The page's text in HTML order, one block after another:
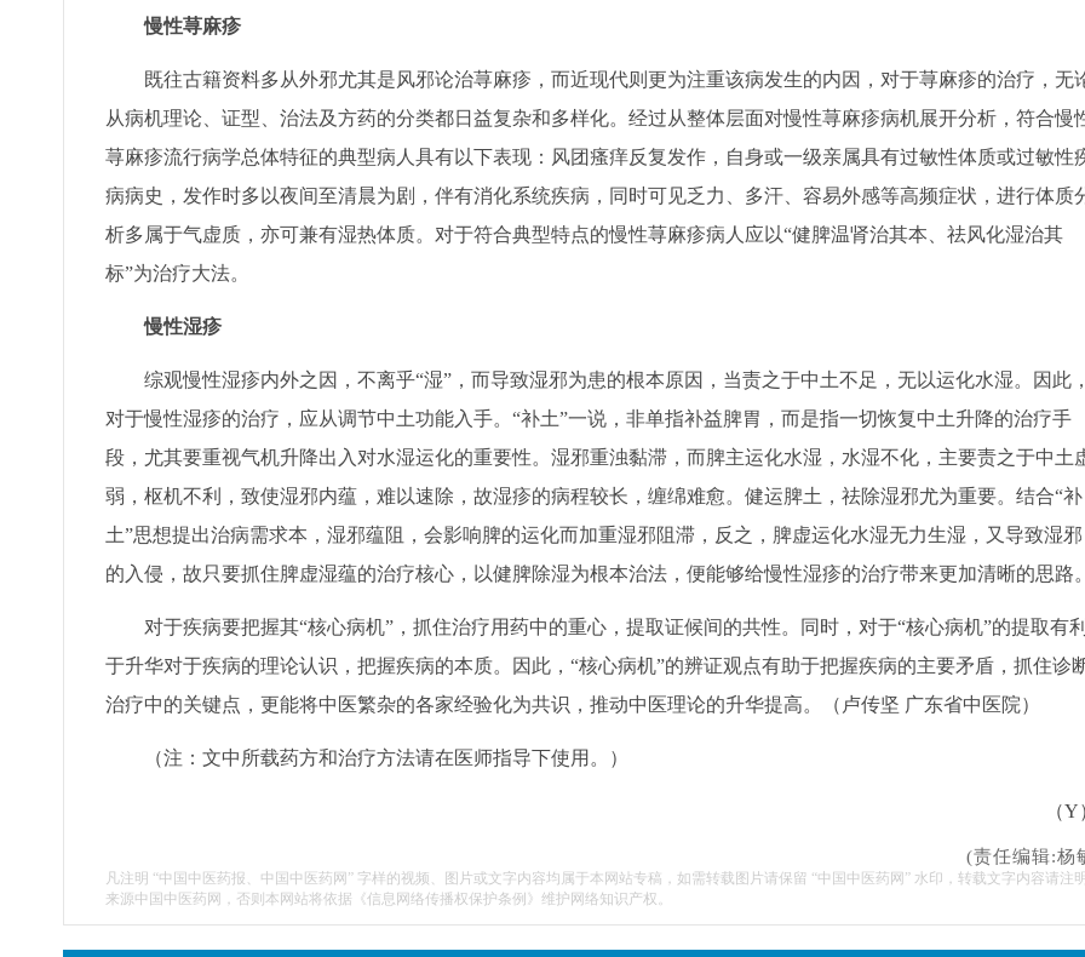
慢性荨麻疹
既往古籍资料多从外邪尤其是风邪论治荨麻疹，而近现代则更为注重该病发生的内因，对于荨麻疹的治疗，无
从病机理论、证型、治法及方药的分类都日益复杂和多样化。经过从整体层面对慢性荨麻疹病机展开分析，符合慢
荨麻疹流行病学总体特征的典型病人具有以下表现：风团瘙痒反复发作，自身或一级亲属具有过敏性体质或过敏性
病病史，发作时多以夜间至清晨为剧，伴有消化系统疾病，同时可见乏力、多汗、容易外感等高频症状，进行体质
析多属于气虚质，亦可兼有湿热体质。对于符合典型特点的慢性荨麻疹病人应以“健脾温肾治其本、祛风化湿治其
标”为治疗大法。
慢性湿疹
综观慢性湿疹内外之因，不离乎“湿”，而导致湿邪为患的根本原因，当责之于中土不足，无以运化水湿。因此，
对于慢性湿疹的治疗，应从调节中土功能入手。“补土”一说，非单指补益脾胃，而是指一切恢复中土升降的治疗手
段，尤其要重视气机升降出入对水湿运化的重要性。湿邪重浊黏滞，而脾主运化水湿，水湿不化，主要责之于中土
弱，枢机不利，致使湿邪内蕴，难以速除，故湿疹的病程较长，缠绵难愈。健运脾土，祛除湿邪尤为重要。结合“补
土”思想提出治病需求本，湿邪蕴阻，会影响脾的运化而加重湿邪阻滞，反之，脾虚运化水湿无力生湿，又导致湿邪
的入侵，故只要抓住脾虚湿蕴的治疗核心，以健脾除湿为根本治法，便能够给慢性湿疹的治疗带来更加清晰的思路。
对于疾病要把握其“核心病机”，抓住治疗用药中的重心，提取证候间的共性。同时，对于“核心病机”的提取有利
于升华对于疾病的理论认识，把握疾病的本质。因此，“核心病机”的辨证观点有助于把握疾病的主要矛盾，抓住诊
治疗中的关键点，更能将中医繁杂的各家经验化为共识，推动中医理论的升华提高。（卢传坚 广东省中医院）
（注：文中所载药方和治疗方法请在医师指导下使用。）
（Y
(责任编辑:杨
凡注明 “中国中医药报、中国中医药网” 字样的视频、图片或文字内容均属于本网站专稿，如需转载图片请保留 “中国中医药网” 水印，转载文字内容请注明
来源中国中医药网，否则本网站将依据《信息网络传播权保护条例》维护网络知识产权。